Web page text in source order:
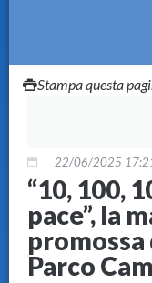
Stampa questa
22/06/2025
“10, 100,
pace”, la
promossa
Parco